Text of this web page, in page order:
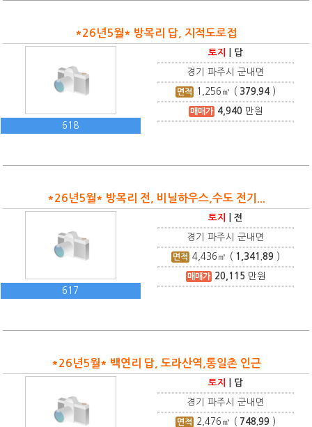
*26년5월* 방목리 답, 지적도로접
618
토지 답
경기 파주시 군내면
면적 1,256 ㎡ ( 379.94 )
매매가 4,940만원
*26년5월* 방목리 전, 비닐하우스,수도 전기...
617
토지 |전
경기 파주시 군내면
면적 4,436 ㎡ ( 1,341.89 )
매매가 20,115 만원
*26년5월* 백연리 답, 도라산역,통일촌 인근
토지 답
경기 파주시 군내면
면적 2,476 ㎡ ( 748.99 )